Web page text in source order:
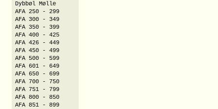
Dybbøl Mølle
AFA 250 - 299
AFA 300 - 349
AFA 350 - 399
AFA 400 - 425
AFA 426 - 449
AFA 450 - 499
AFA 500 - 599
AFA 601 - 649
AFA 650 - 699
AFA 700 - 750
AFA 751 - 799
AFA 800 - 850
AFA 851 - 899